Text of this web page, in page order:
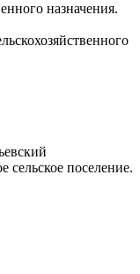
назначения.
поселение.